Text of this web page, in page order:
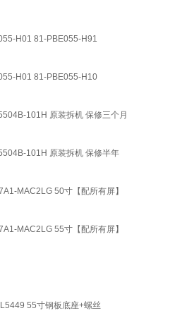
H01 81-PBE055-H91
H01 81-PBE055-H10
101H 原装拆机 保修三个月
101H 原装拆机 保修半年
MAC2LG 50寸【配所有屏】
MAC2LG 55寸【配所有屏】
55寸钢板底座+螺丝